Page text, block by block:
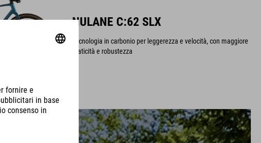
NULANE C:62 SLX
Tecnologia in carbonio per leggerezza e velocità, con maggiore
praticità e robustezza